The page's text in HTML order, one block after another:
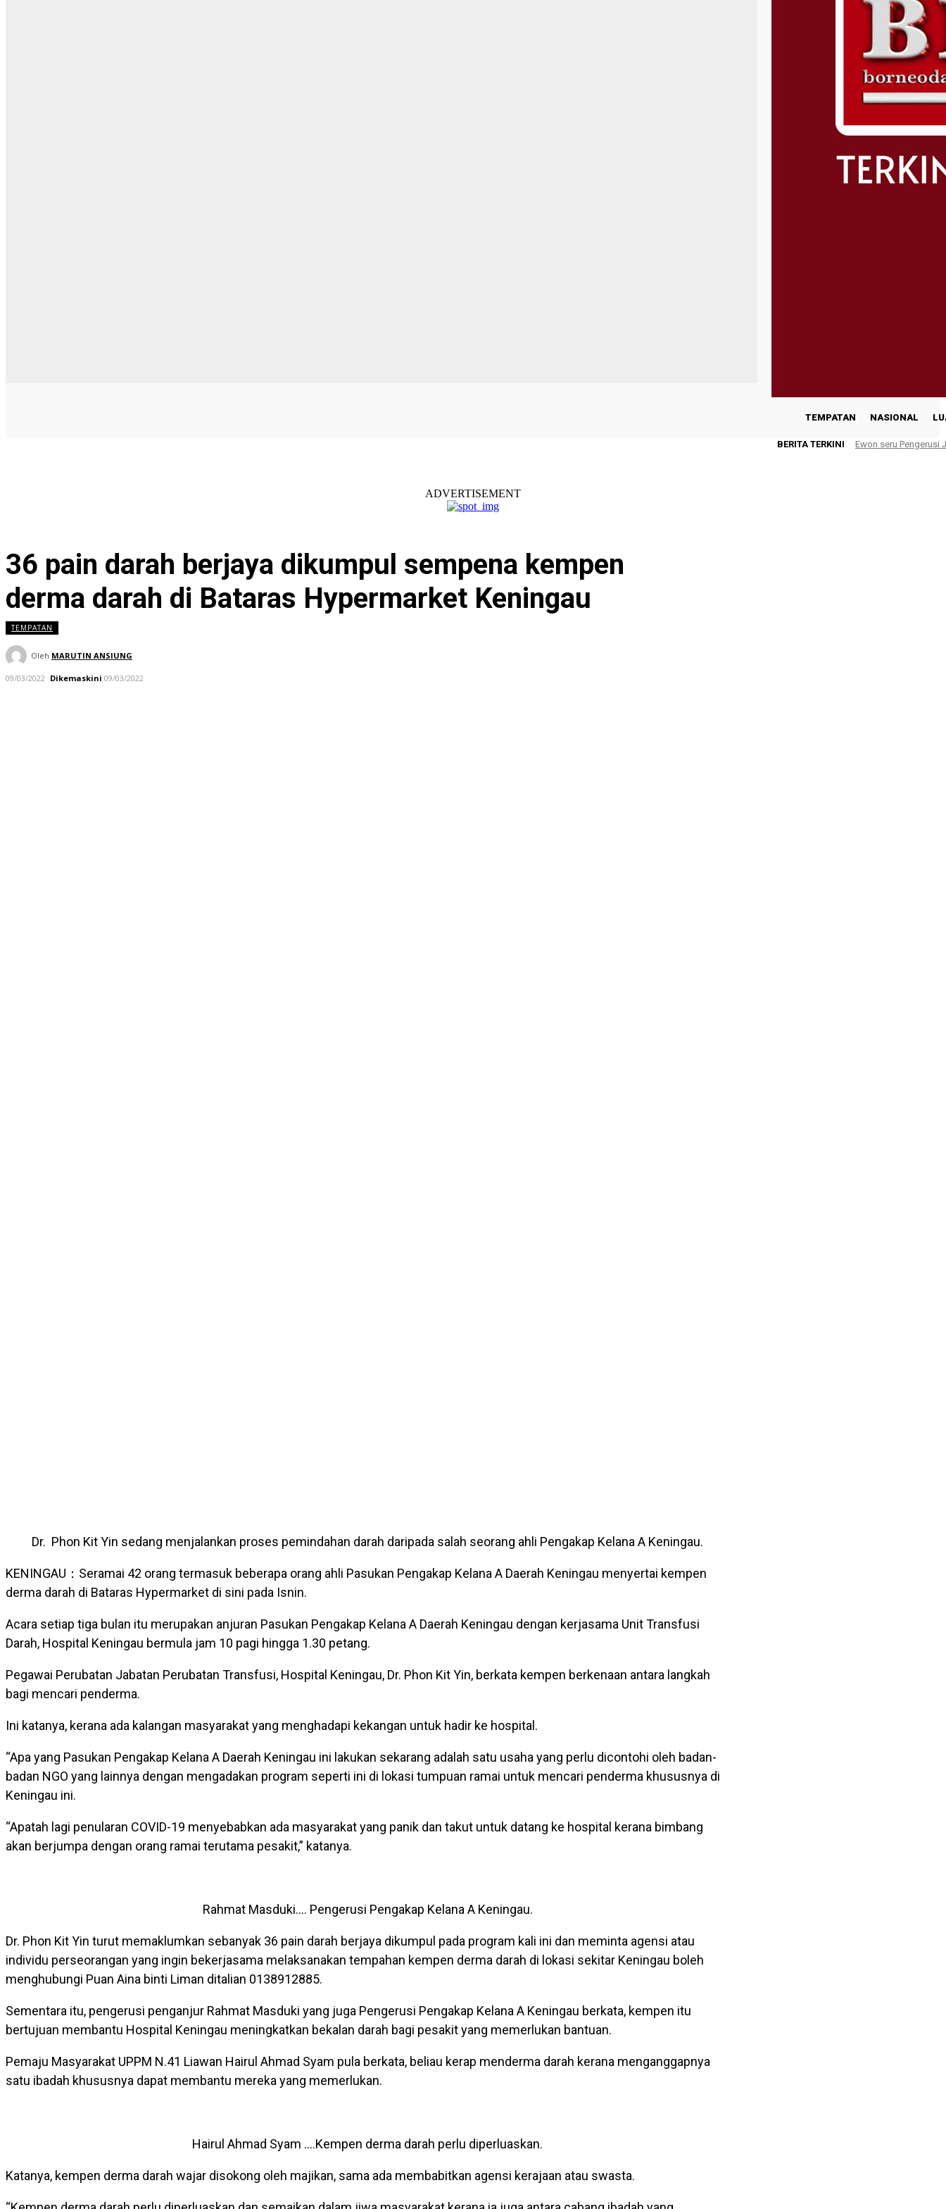
TEMPATAN NASIONAL
BERITA TERKINI Ewon seru Pengerusi
ADVERTISEMENT
36 pain darah berjaya dikumpul sempena kempen
derma darah di Bataras Hypermarket Keningau
TEMPATAN
Oleh MARUTIN ANSIUNG
09/03/2022 Dikemaskini 09/03/2022
Dr. Phon Kit Yin sedang menjalankan proses pemindahan darah daripada salah seorang ahli Pengakap Kelana A Keningau.
KENINGAU：Seramai 42 orang termasuk beberapa orang ahli Pasukan Pengakap Kelana A Daerah Keningau menyertai kempen
derma darah di Bataras Hypermarket di sini pada Isnin.
Acara setiap tiga bulan itu merupakan anjuran Pasukan Pengakap Kelana A Daerah Keningau dengan kerjasama Unit Transfusi
Darah, Hospital Keningau bermula jam 10 pagi hingga 1.30 petang.
Pegawai Perubatan Jabatan Perubatan Transfusi, Hospital Keningau, Dr. Phon Kit Yin, berkata kempen berkenaan antara langkah
bagi mencari penderma.
Ini katanya, kerana ada kalangan masyarakat yang menghadapi kekangan untuk hadir ke hospital.
“Apa yang Pasukan Pengakap Kelana A Daerah Keningau ini lakukan sekarang adalah satu usaha yang perlu dicontohi oleh badan-
badan NGO yang lainnya dengan mengadakan program seperti ini di lokasi tumpuan ramai untuk mencari penderma khususnya di
Keningau ini.
“Apatah lagi penularan COVID-19 menyebabkan ada masyarakat yang panik dan takut untuk datang ke hospital kerana bimbang
akan berjumpa dengan orang ramai terutama pesakit,” katanya.
Rahmat Masduki…. Pengerusi Pengakap Kelana A Keningau.
Dr. Phon Kit Yin turut memaklumkan sebanyak 36 pain darah berjaya dikumpul pada program kali ini dan meminta agensi atau
individu perseorangan yang ingin bekerjasama melaksanakan tempahan kempen derma darah di lokasi sekitar Keningau boleh
menghubungi Puan Aina binti Liman ditalian 0138912885.
Sementara itu, pengerusi penganjur Rahmat Masduki yang juga Pengerusi Pengakap Kelana A Keningau berkata, kempen itu
bertujuan membantu Hospital Keningau meningkatkan bekalan darah bagi pesakit yang memerlukan bantuan.
Pemaju Masyarakat UPPM N.41 Liawan Hairul Ahmad Syam pula berkata, beliau kerap menderma darah kerana menganggapnya
satu ibadah khususnya dapat membantu mereka yang memerlukan.
Hairul Ahmad Syam ….Kempen derma darah perlu diperluaskan.
Katanya, kempen derma darah wajar disokong oleh majikan, sama ada membabitkan agensi kerajaan atau swasta.